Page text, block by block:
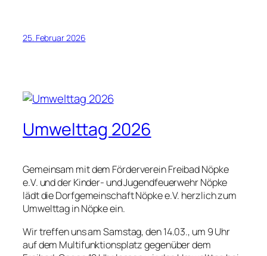
25. Februar 2026
Umwelttag 2026
Gemeinsam mit dem Förderverein Freibad Nöpke
e.V. und der Kinder- und Jugendfeuerwehr Nöpke
lädt die Dorfgemeinschaft Nöpke e.V. herzlich zum
Umwelttag in Nöpke ein.
Wir treffen uns am Samstag, den 14.03., um 9 Uhr
auf dem Multifunktionsplatz gegenüber dem